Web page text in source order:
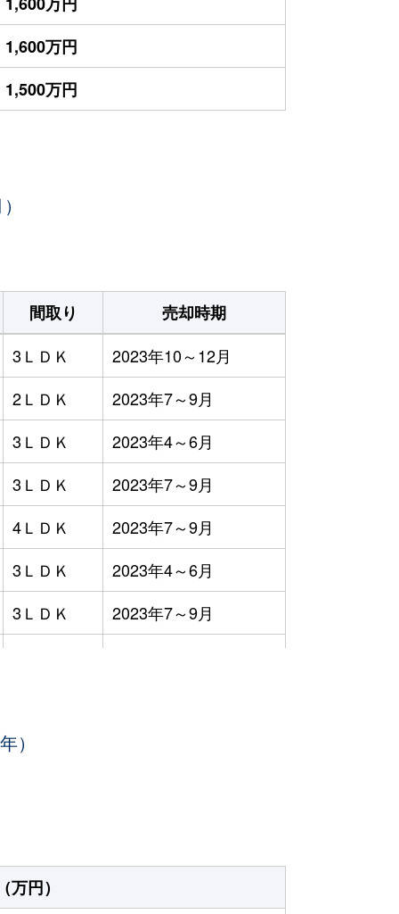
1,600万円
1,500万円
間取り
売却時期
3ＬＤＫ
2023年10～12月
2ＬＤＫ
2023年7～9月
3ＬＤＫ
2023年4～6月
3ＬＤＫ
2023年7～9月
4ＬＤＫ
2023年7～9月
3ＬＤＫ
2023年4～6月
3ＬＤＫ
2023年7～9月
3ＬＤＫ
3ＬＤＫ
2023年1～3月
）
万円）